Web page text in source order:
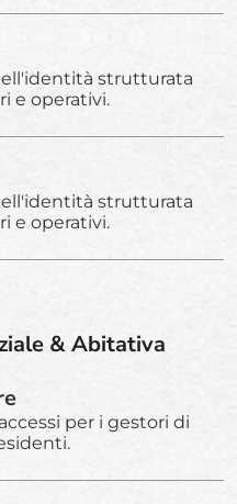
strutturata
e operativi.
strutturata
e operativi.
& Abitativa
per i gestori di